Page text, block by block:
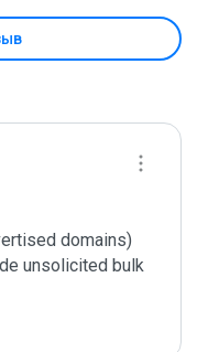
domains)
unsolicited bulk